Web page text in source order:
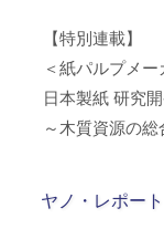
【特別連載】
＜紙パルプメ
日本製紙 研究
～木質資源の
ヤノ・レポー